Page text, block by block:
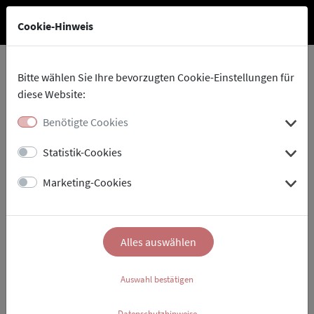
Cookie-Hinweis
Bitte wählen Sie Ihre bevorzugten Cookie-Einstellungen für
diese Website:
Benötigte Cookies
Statistik-Cookies
Marketing-Cookies
Auswahl bestätigen
Alles auswählen
Stadtholding Aktuelles
Nichtschwimmer:
Freizeitbad LA OLA in
Landau und der DLRG